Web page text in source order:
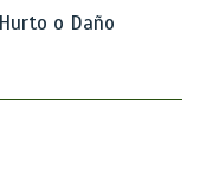
o Daño